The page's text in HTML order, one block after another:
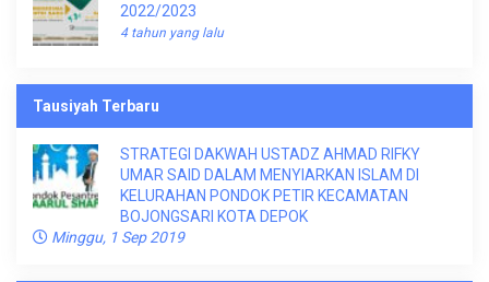
2022/2023
4 tahun yang lalu
Tausiyah Terbaru
STRATEGI DAKWAH USTADZ AHMAD RIFKY
UMAR SAID DALAM MENYIARKAN ISLAM DI
KELURAHAN PONDOK PETIR KECAMATAN
BOJONGSARI KOTA DEPOK
Minggu, 1 Sep 2019